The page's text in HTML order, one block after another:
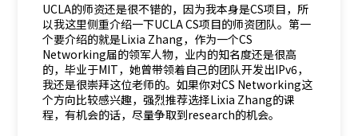
UCLA的师资还是很不错的，因为我本身是CS项目，所
以我这里侧重介绍一下UCLA CS项目的师资团队。第一
个要介绍的就是Lixia Zhang，作为一个CS
Networking届的领军人物，业内的知名度还是很高
的，毕业于MIT，她曾带领着自己的团队开发出IPv6，
我还是很崇拜这位老师的。如果你对CS Networking这
个方向比较感兴趣，强烈推荐选择Lixia Zhang的课
程，有机会的话，尽量争取到research的机会。